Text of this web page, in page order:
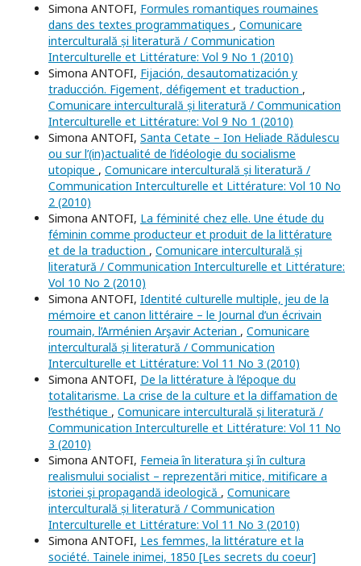
Simona ANTOFI, Formules romantiques roumaines
dans des textes programmatiques , Comunicare
interculturală și literatură / Communication
Interculturelle et Littérature: Vol 9 No 1 (2010)
Simona ANTOFI, Fijación, desautomatización y
traducción. Figement, défigement et traduction ,
Comunicare interculturală și literatură / Communication
Interculturelle et Littérature: Vol 9 No 1 (2010)
Simona ANTOFI, Santa Cetate – Ion Heliade Rădulescu
ou sur l’(in)actualité de l’idéologie du socialisme
utopique , Comunicare interculturală și literatură /
Communication Interculturelle et Littérature: Vol 10 No
2 (2010)
Simona ANTOFI, La féminité chez elle. Une étude du
féminin comme producteur et produit de la littérature
et de la traduction , Comunicare interculturală și
literatură / Communication Interculturelle et Littérature:
Vol 10 No 2 (2010)
Simona ANTOFI, Identité culturelle multiple, jeu de la
mémoire et canon littéraire – le Journal d’un écrivain
roumain, l’Arménien Arşavir Acterian , Comunicare
interculturală și literatură / Communication
Interculturelle et Littérature: Vol 11 No 3 (2010)
Simona ANTOFI, De la littérature à l’époque du
totalitarisme. La crise de la culture et la diffamation de
l’esthétique , Comunicare interculturală și literatură /
Communication Interculturelle et Littérature: Vol 11 No
3 (2010)
Simona ANTOFI, Femeia în literatura şi în cultura
realismului socialist – reprezentări mitice, mitificare a
istoriei şi propagandă ideologică , Comunicare
interculturală și literatură / Communication
Interculturelle et Littérature: Vol 11 No 3 (2010)
Simona ANTOFI, Les femmes, la littérature et la
société. Tainele inimei, 1850 [Les secrets du coeur]